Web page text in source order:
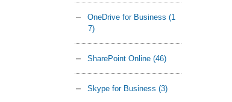
OneDrive for Business (1
7)
SharePoint Online (46)
Skype for Business (3)